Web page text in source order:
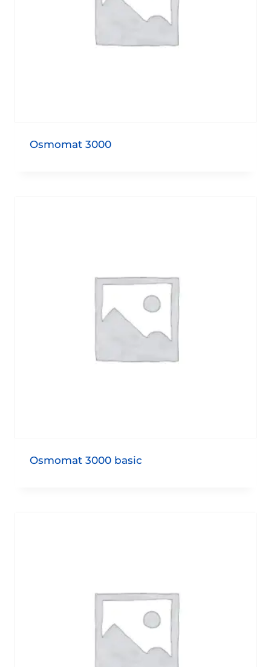
Osmomat 3000
Osmomat 3000 basic